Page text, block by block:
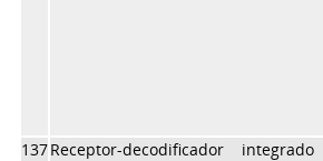
137Receptor-decodificador integrado